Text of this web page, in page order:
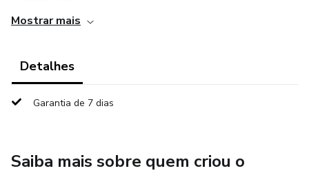
Mostrar mais
Detalhes
Garantia de 7 dias
Saiba mais sobre quem criou o